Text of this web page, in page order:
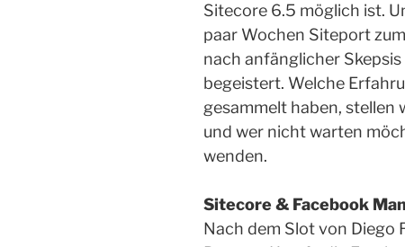
Sitecore 6.5 möglich ist.
paar Wochen Siteport
nach anfänglicher
begeistert. Welche
gesammelt haben, stellen
und wer nicht warten
wenden.
Sitecore & Facebook
Nach dem Slot von Diego